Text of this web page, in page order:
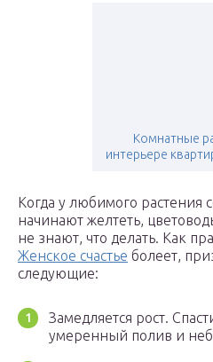
Комнатные
интерьере
Когда у любимого растения
начинают желтеть,
не знают, что делать. Как
Женское счастье болеет,
следующие:
Замедляется рост.
умеренный полив и